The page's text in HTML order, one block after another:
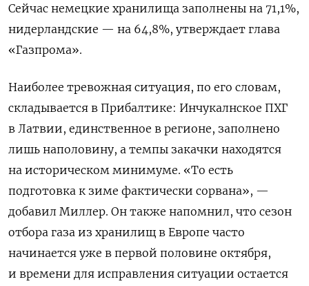
Сейчас немецкие хранилища заполнены на 71,1%,
нидерландские — на 64,8%, утверждает глава
«Газпрома».
Наиболее тревожная ситуация, по его словам,
складывается в Прибалтике: Инчукалнское ПХГ
в Латвии, единственное в регионе, заполнено
лишь наполовину, а темпы закачки находятся
на историческом минимуме. «То есть
подготовка к зиме фактически сорвана», —
добавил Миллер. Он также напомнил, что сезон
отбора газа из хранилищ в Европе часто
начинается уже в первой половине октября,
и времени для исправления ситуации остается